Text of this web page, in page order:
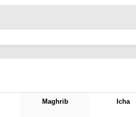
Maghrib Icha